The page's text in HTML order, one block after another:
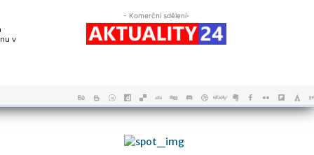
v
- Komerční sdělení-